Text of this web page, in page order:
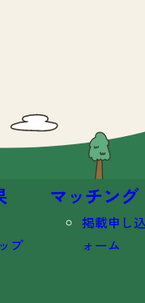
プ
マッチング
掲載申し
ォーム